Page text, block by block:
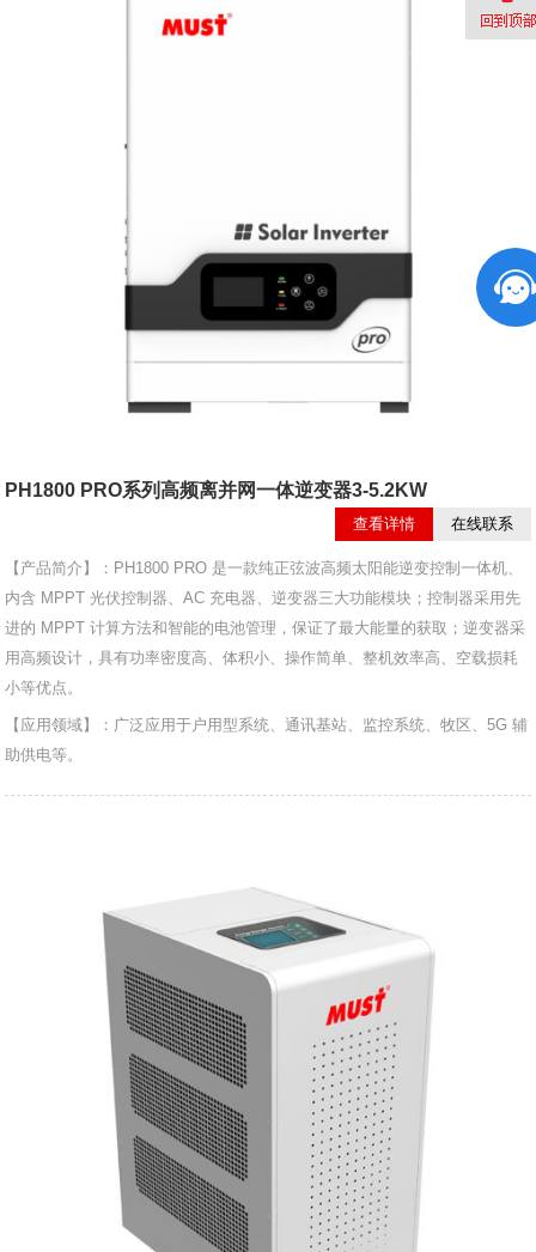
PH1800 PRO系列高频离并网一体逆变器3-5.2KW
查看详情 在线联系
【产品简介】：PH1800 PRO 是一款纯正弦波高频太阳能逆变控制一体机、
内含 MPPT 光伏控制器、AC 充电器、逆变器三大功能模块；控制器采用先
进的 MPPT 计算方法和智能的电池管理，保证了最大能量的获取；逆变器采
用高频设计，具有功率密度高、体积小、操作简单、整机效率高、空载损耗
小等优点。
【应用领域】：广泛应用于户用型系统、通讯基站、监控系统、牧区、5G 辅
助供电等。